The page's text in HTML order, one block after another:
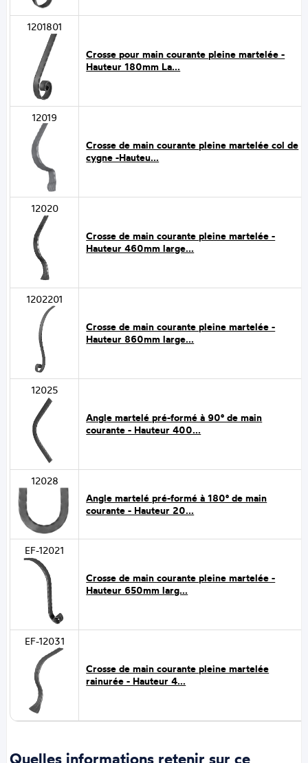
1201801
Crosse pour main courante pleine martelée -
Hauteur 180mm La...
12019
Crosse de main courante pleine martelée col de
cygne -Hauteu...
12020
Crosse de main courante pleine martelée -
Hauteur 460mm large...
1202201
Crosse de main courante pleine martelée -
Hauteur 860mm large...
12025
Angle martelé pré-formé à 90° de main
courante - Hauteur 400...
12028
Angle martelé pré-formé à 180° de main
courante - Hauteur 20...
EF-12021
Crosse de main courante pleine martelée -
Hauteur 650mm larg...
EF-12031
Crosse de main courante pleine martelée
rainurée - Hauteur 4...